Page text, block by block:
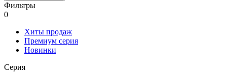
Фильтры
0
Хиты продаж
Премиум серия
Новинки
Серия